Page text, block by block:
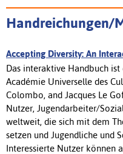
Handreichungen/
Accepting Diversity: An
Das interaktive Handbuch
Académie Universelle des
Colombo, and Jacques Le
Nutzer, Jugendarbeiter/
weltweit, die sich mit dem
setzen und Jugendliche und
Interessierte Nutzer können